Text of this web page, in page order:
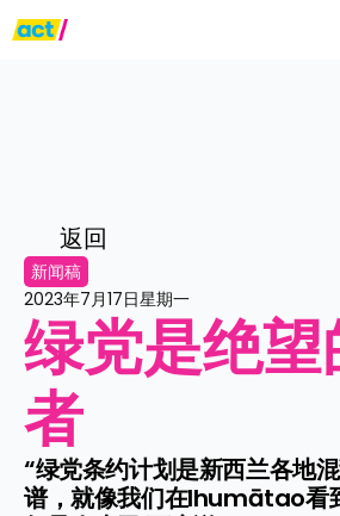
返回
新闻稿
2023年7月17日星期一
绿党是绝
者
“绿党条约计划是新西兰各地
谱，就像我们在Ihumātao看